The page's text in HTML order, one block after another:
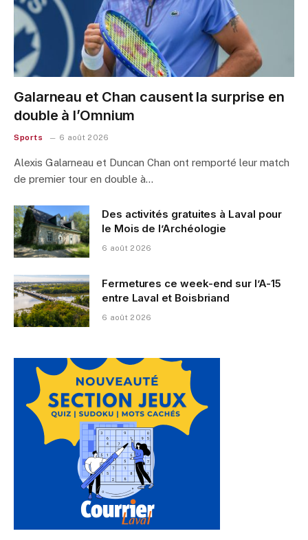
Galarneau et Chan causent la surprise en
double à l’Omnium
Sports 6 août 2026
Alexis Galarneau et Duncan Chan ont remporté leur match
de premier tour en double à…
Des activités gratuites à Laval pour
le Mois de l’Archéologie
6 août 2026
Fermetures ce week-end sur l’A-15
entre Laval et Boisbriand
6 août 2026